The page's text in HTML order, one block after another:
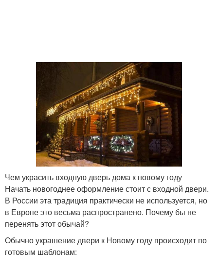
Чем украсить входную дверь дома к новому году
Начать новогоднее оформление стоит с входной двери.
В России эта традиция практически не используется, но
в Европе это весьма распространено. Почему бы не
перенять этот обычай?
Обычно украшение двери к Новому году происходит по
готовым шаблонам: